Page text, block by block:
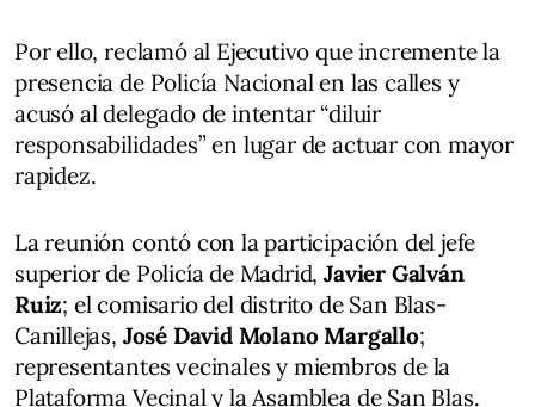
Por ello, reclamó al Ejecutivo que incremente la
presencia de Policía Nacional en las calles y
acusó al delegado de intentar “diluir
responsabilidades” en lugar de actuar con mayor
rapidez.
La reunión contó con la participación del jefe
superior de Policía de Madrid,Javier Galván
Ruiz; el comisario del distrito de San Blas-
Canillejas, José David Molano Margallo;
representantes vecinales y miembros de la
Plataforma Vecinal y la Asamblea de San Blas.